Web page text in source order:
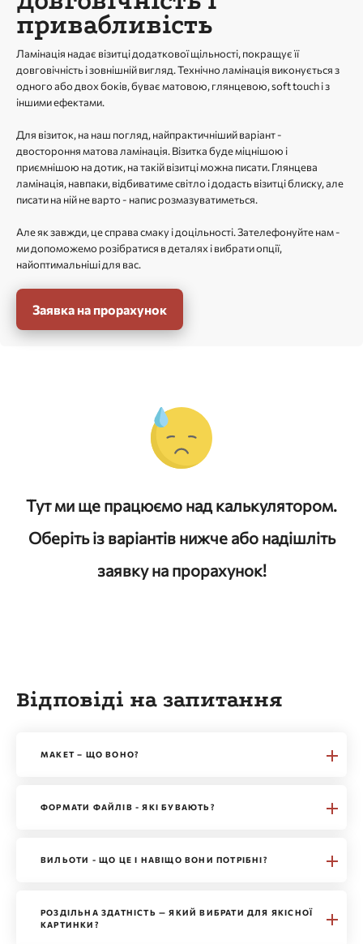
привабливість
Ламінація надає візитці додаткової щільності, покращує її
довговічність і зовнішній вигляд. Технічно ламінація виконується з
одного або двох боків, буває матовою, глянцевою, soft touch і з
іншими ефектами.
Для візиток, на наш погляд, найпрактичніший варіант -
двостороння матова ламінація. Візитка буде міцнішою і
приємнішою на дотик, на такій візитці можна писати. Глянцева
ламінація, навпаки, відбиватиме світло і додасть візитці блиску, але
писати на ній не варто - напис розмазуватиметься.
Але як завжди, це справа смаку і доцільності. Зателефонуйте нам -
ми допоможемо розібратися в деталях і вибрати опції,
найоптимальніші для вас.
Заявка на прорахунок
Тут ми ще працюємо над калькулятором.
Оберіть із варіантів нижче або надішліть
заявку на прорахунок!
Відповіді на запитання
МАКЕТ – ЩО ВОНО?
ФОРМАТИ ФАЙЛІВ - ЯКІ БУВАЮТЬ?
ВИЛЬОТИ - ЩО ЦЕ І НАВІЩО ВОНИ ПОТРІБНІ?
РОЗДІЛЬНА ЗДАТНІСТЬ — ЯКИЙ ВИБРАТИ ДЛЯ ЯКІСНОЇ
КАРТИНКИ?